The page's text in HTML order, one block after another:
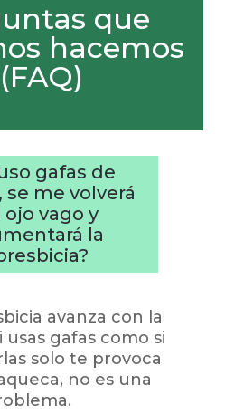
que
hacemos
(FAQ)
gafas de
se me volverá
ojo vago y
la
avanza con la
usas gafas como si
solo te provoca
no es una